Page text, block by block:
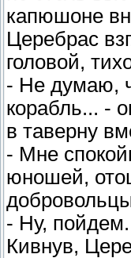
капюшоне
Церебрас
головой,
- Не думаю,
корабль... -
в таверну
- Мне
юношей,
- Ну, пойдем.
Кивнув,